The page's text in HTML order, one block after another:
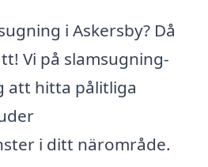
i Askersby? Då
Vi på slamsugning-
att hitta pålitliga
i ditt närområde.